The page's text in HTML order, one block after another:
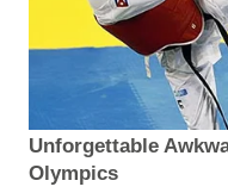
Unforgettable
Olympics